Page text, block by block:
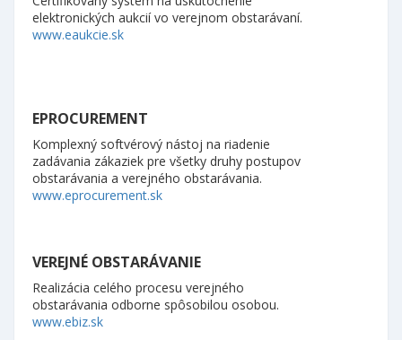
elektronických aukcií vo verejnom obstarávaní.
www.eaukcie.sk
EPROCUREMENT
Komplexný softvérový nástoj na riadenie
zadávania zákaziek pre všetky druhy postupov
obstarávania a verejného obstarávania.
www.eprocurement.sk
VEREJNÉ OBSTARÁVANIE
Realizácia celého procesu verejného
obstarávania odborne spôsobilou osobou.
www.ebiz.sk